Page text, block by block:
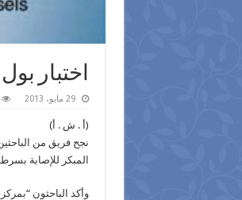
اختبار
29 مايو، 2013
(أ . ش . أ)
نجح فريق من
المبكر للإصابة
وأكد الباحثون